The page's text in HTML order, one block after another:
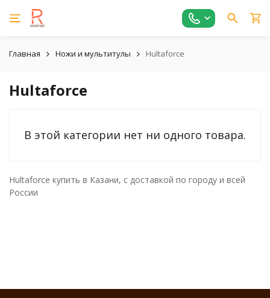
Главная Ножи и мультитулы Hultaforce
Hultaforce
В этой категории нет ни одного товара.
Hultaforce купить в Казани, с доставкой по городу и всей
России